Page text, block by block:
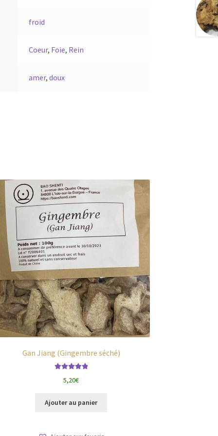
froid
Coeur, Foie, Rein
amer, doux
Gan Jiang (Gingembre séché)
5
5,20€
Ajouter au panier